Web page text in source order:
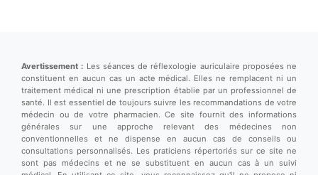
Avertissement : Les séances de réflexologie auriculaire proposées ne
constituent en aucun cas un acte médical. Elles ne remplacent ni un
traitement médical ni une prescription établie par un professionnel de
santé. Il est essentiel de toujours suivre les recommandations de votre
médecin ou de votre pharmacien. Ce site fournit des informations
générales sur une approche relevant des médecines non
conventionnelles et ne dispense en aucun cas de conseils ou
consultations personnalisés. Les praticiens répertoriés sur ce site ne
sont pas médecins et ne se substituent en aucun cas à un suivi